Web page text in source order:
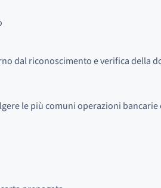
dal riconoscimento e verifica della
le più comuni operazioni bancarie